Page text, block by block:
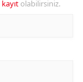
kayıt olabilirsiniz.